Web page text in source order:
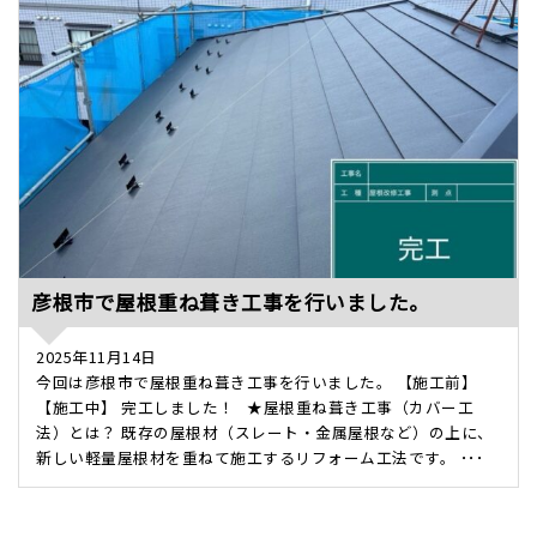
彦根市で屋根重ね葺き工事を行いました。
2025年11月14日
今回は彦根市で屋根重ね葺き工事を行いました。 【施工前】
【施工中】 完工しました！ ★屋根重ね葺き工事（カバー工
法）とは？ 既存の屋根材（スレート・金属屋根など）の上に、
新しい軽量屋根材を重ねて施工するリフォーム工法です。 ･･･